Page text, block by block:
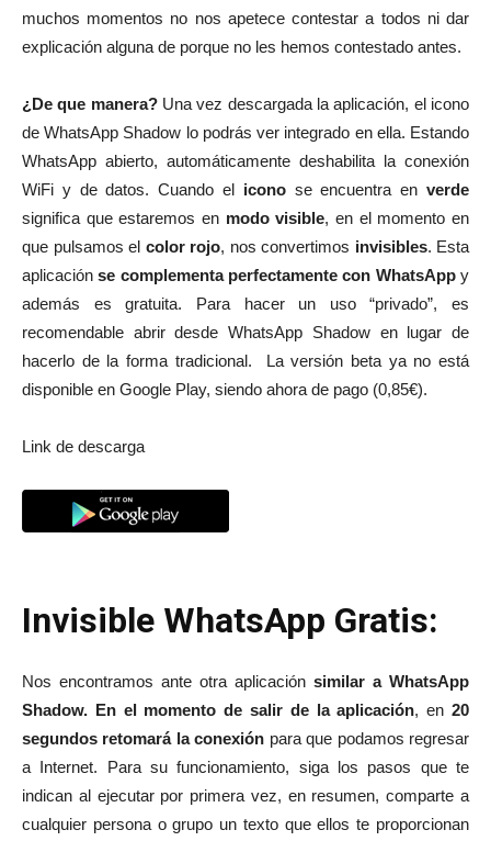
muchos momentos no nos apetece contestar a todos ni dar
explicación alguna de porque no les hemos contestado antes.
¿De que manera?Una vez descargada la aplicación, el icono
de WhatsApp Shadow lo podrás ver integrado en ella. Estando
WhatsApp abierto, automáticamente deshabilita la conexión
WiFi y de datos. Cuando el iconose encuentra enverde
significa que estaremos en modo visible, en el momento en
que pulsamos el color rojo, nos convertimos invisibles. Esta
aplicaciónse complementa perfectamente con WhatsAppy
además es gratuita. Para hacer un uso “privado”, es
recomendable abrir desde WhatsApp Shadow en lugar de
hacerlo de la forma tradicional. La versión beta ya no está
disponible en Google Play, siendo ahora de pago (0,85€).
Link de descarga
Invisible WhatsApp Gratis:
Nos encontramos ante otra aplicación similar a WhatsApp
Shadow. En el momento de salir de la aplicación, en20
segundos retomará la conexión para que podamos regresar
a Internet. Para su funcionamiento, siga los pasos que te
indican al ejecutar por primera vez, en resumen, comparte a
cualquier persona o grupo un texto que ellos te proporcionan